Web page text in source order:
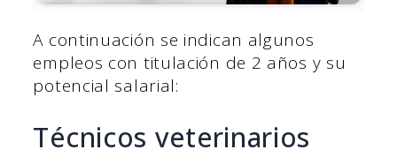
A continuación se indican algunos
empleos con titulación de 2 años y su
potencial salarial:
Técnicos veterinarios